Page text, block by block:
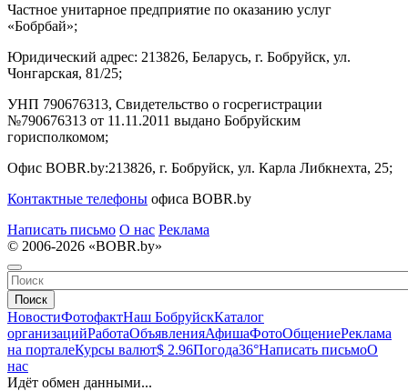
Частное унитарное предприятие по оказанию услуг
«Бобрбай»;
Юридический адрес: 213826, Беларусь, г. Бобруйск, ул.
Чонгарская, 81/25;
УНП 790676313, Свидетельство о госрегистрации
№790676313 от 11.11.2011 выдано Бобруйским
горисполкомом;
Офис BOBR.by:213826, г. Бобруйск, ул. Карла Либкнехта, 25;
Контактные телефоны офиса BOBR.by
Написать письмо О нас Реклама
© 2006-2026 «BOBR.by»
Поиск
НовостиФотофактНаш БобруйскКаталог
организацийРаботаОбъявленияАфишаФотоОбщениеРеклама
на порталеКурсы валют$ 2.96Погода36°Написать письмоО
нас
Идёт обмен данными...